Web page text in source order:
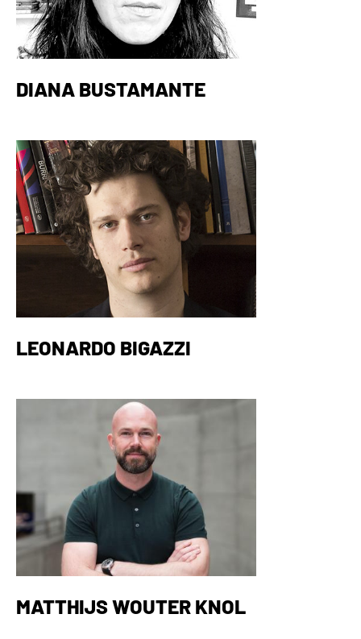
DIANA BUSTAMANTE
LEONARDO BIGAZZI
MATTHIJS WOUTER KNOL